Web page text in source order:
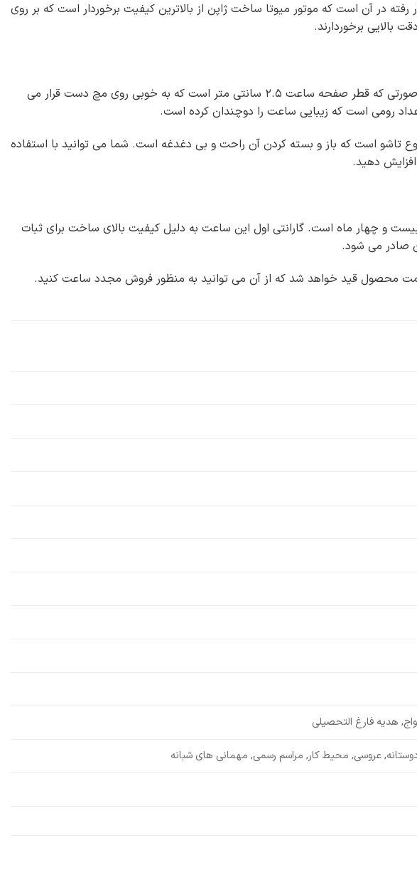
در آن است که موتور میوتا ساخت ژاپن از بالاترین کیفیت برخوردار است که بر روی
بالایی برخوردارند.
این ساعت نقره دارای ابعاد استاندارد برای قرار گرفتن صحیح روی دست است به صورتی که قطر صفحه ساعت ۲.۵ سانتی متر است که به خوبی روی مچ دست قرار می
رومی است که زیبایی ساعت را دوچندان کرده است.
آن از نوع تاشو است که باز و بسته کردن آن راحت و بی دغدغه است. شما می توانید با استفاده
دهید.
و چهار ماه است. گارانتی اول این ساعت به دلیل کیفیت بالای ساخت برای ثبات
صادر می شود.
محصول قید خواهد شد که از آن می توانید به منظور فروش مجدد ساعت کنید.
هدیه فارغ التحصیلی
عروسی, محیط کار, مراسم رسمی, مهمانی های شبانه